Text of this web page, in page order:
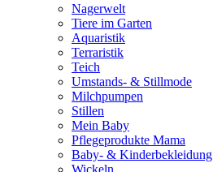
Nagerwelt
Tiere im Garten
Aquaristik
Terraristik
Teich
Umstands- & Stillmode
Milchpumpen
Stillen
Mein Baby
Pflegeprodukte Mama
Baby- & Kinderbekleidung
Wickeln